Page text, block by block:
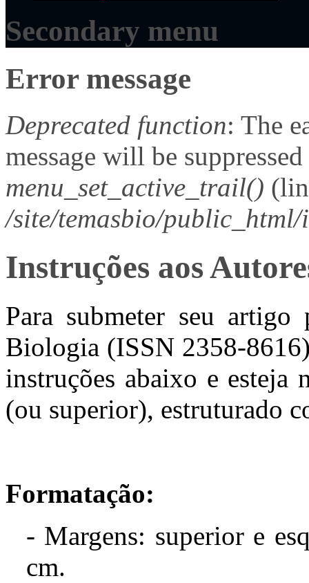
Secondary menu
Error message
Deprecated function: The
message will be
menu_set_active_trail()
/site/temasbio/
Instruções aos
Para submeter seu
Biologia (ISSN 2358-
instruções abaixo e
(ou superior), estruturado
Formatação:
- Margens: superior e
cm.